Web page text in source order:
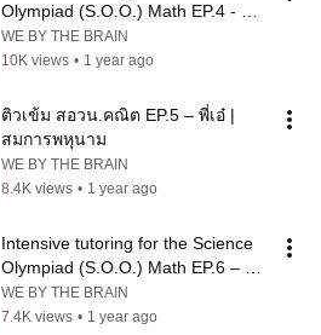
Olympiad (S.O.O.) Math EP.4 -
P'Golf I Geometry, Science
Olymp...
WE BY THE BRAIN
10K views • 1 year ago
ติวเข้ม สอวน.คณิต EP.5 – พี่เอ๋ |
สมการพหุนาม
WE BY THE BRAIN
8.4K views • 1 year ago
Intensive tutoring for the Science
Olympiad (S.O.O.) Math EP.6 –
P'Bhum | System of equations +
p...
WE BY THE BRAIN
7.4K views • 1 year ago